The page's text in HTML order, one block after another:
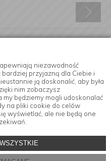
niezawodność
bardziej przyjazną dla Ciebie i
ją doskonalić, aby była
nim zobaczysz
będziemy mogli udoskonalać
na pliki cookie do celów
wyświetlać, ale nie będą one
mail.
MensaHome.eu